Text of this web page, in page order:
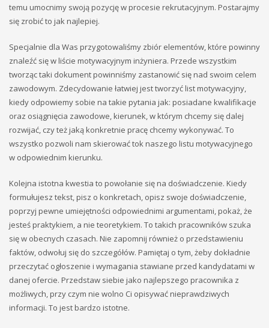
temu umocnimy swoją pozycję w procesie rekrutacyjnym. Postarajmy
się zrobić to jak najlepiej.
Specjalnie dla Was przygotowaliśmy zbiór elementów, które powinny
znaleźć się w liście motywacyjnym inżyniera. Przede wszystkim
tworząc taki dokument powinniśmy zastanowić się nad swoim celem
zawodowym. Zdecydowanie łatwiej jest tworzyć list motywacyjny,
kiedy odpowiemy sobie na takie pytania jak: posiadane kwalifikacje
oraz osiągnięcia zawodowe, kierunek, w którym chcemy się dalej
rozwijać, czy też jaką konkretnie pracę chcemy wykonywać. To
wszystko pozwoli nam skierować tok naszego listu motywacyjnego
w odpowiednim kierunku.
Kolejna istotna kwestia to powołanie się na doświadczenie. Kiedy
formułujesz tekst, pisz o konkretach, opisz swoje doświadczenie,
poprzyj pewne umiejętności odpowiednimi argumentami, pokaż, że
jesteś praktykiem, a nie teoretykiem. To takich pracowników szuka
się w obecnych czasach. Nie zapomnij również o przedstawieniu
faktów, odwołuj się do szczegółów. Pamiętaj o tym, żeby dokładnie
przeczytać ogłoszenie i wymagania stawiane przed kandydatami w
danej ofercie. Przedstaw siebie jako najlepszego pracownika z
możliwych, przy czym nie wolno Ci opisywać nieprawdziwych
informacji. To jest bardzo istotne.